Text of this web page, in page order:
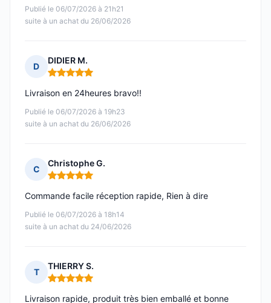
Publié le 06/07/2026 à 21h21
suite à un achat du 26/06/2026
D
DIDIER M.
Note : 5 sur 5
Publié le 06/07/2026 à 19h23
suite à un achat du 26/06/2026
Livraison en 24heures bravo!!
C
Christophe G.
Note : 5 sur 5
Publié le 06/07/2026 à 18h14
suite à un achat du 24/06/2026
Commande facile réception rapide, Rien à dire
T
THIERRY S.
Note : 5 sur 5
Livraison rapide, produit très bien emballé et bonne